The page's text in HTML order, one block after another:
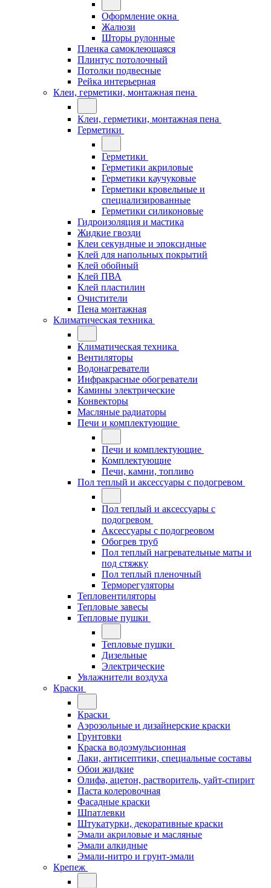
Оформление окна
Жалюзи
Шторы рулонные
Пленка самоклеющаяся
Плинтус потолочный
Потолки подвесные
Рейка интерьерная
Клеи, герметики, монтажная пена
Клеи, герметики, монтажная пена
Герметики
Герметики
Герметики акриловые
Герметики каучуковые
Герметики кровельные и
специализированные
Герметики силиконовые
Гидроизоляция и мастика
Жидкие гвозди
Клеи секундные и эпоксидные
Клей для напольных покрытий
Клей обойный
Клей ПВА
Клей пластилин
Очистители
Пена монтажная
Климатическая техника
Климатическая техника
Вентиляторы
Водонагреватели
Инфракрасные обогреватели
Камины электрические
Конвекторы
Масляные радиаторы
Печи и комплектующие
Печи и комплектующие
Комплектующие
Печи, камни, топливо
Пол теплый и аксессуары с подогревом
Пол теплый и аксессуары с
подогревом
Аксессуары с подогреовом
Обогрев труб
Пол теплый нагревательные маты и
под стяжку
Пол теплый пленочный
Терморегуляторы
Тепловентиляторы
Тепловые завесы
Тепловые пушки
Тепловые пушки
Дизельные
Электрические
Увлажнители воздуха
Краски
Краски
Аэрозольные и дизайнерские краски
Грунтовки
Краска водоэмульсионная
Лаки, антисептики, специальные составы
Обои жидкие
Олифа, ацетон, растворитель, уайт-спирит
Паста колеровочная
Фасадные краски
Шпатлевки
Штукатурки, декоративные краски
Эмали акриловые и масляные
Эмали алкидные
Эмали-нитро и грунт-эмали
Крепеж